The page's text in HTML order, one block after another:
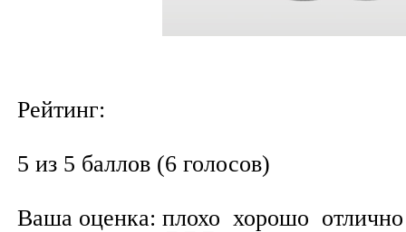
Рейтинг:
5 из 5 баллов (6 голосов)
Ваша оценка: плохо хорошо отлично